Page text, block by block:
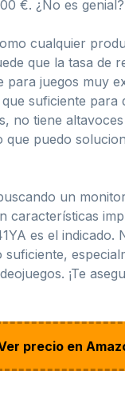
€. ¿No es genial?
cualquier
que la tasa de
para juegos muy
suficiente para
no tiene
que puedo
un
características
es el indicado.
¡Te
precio en